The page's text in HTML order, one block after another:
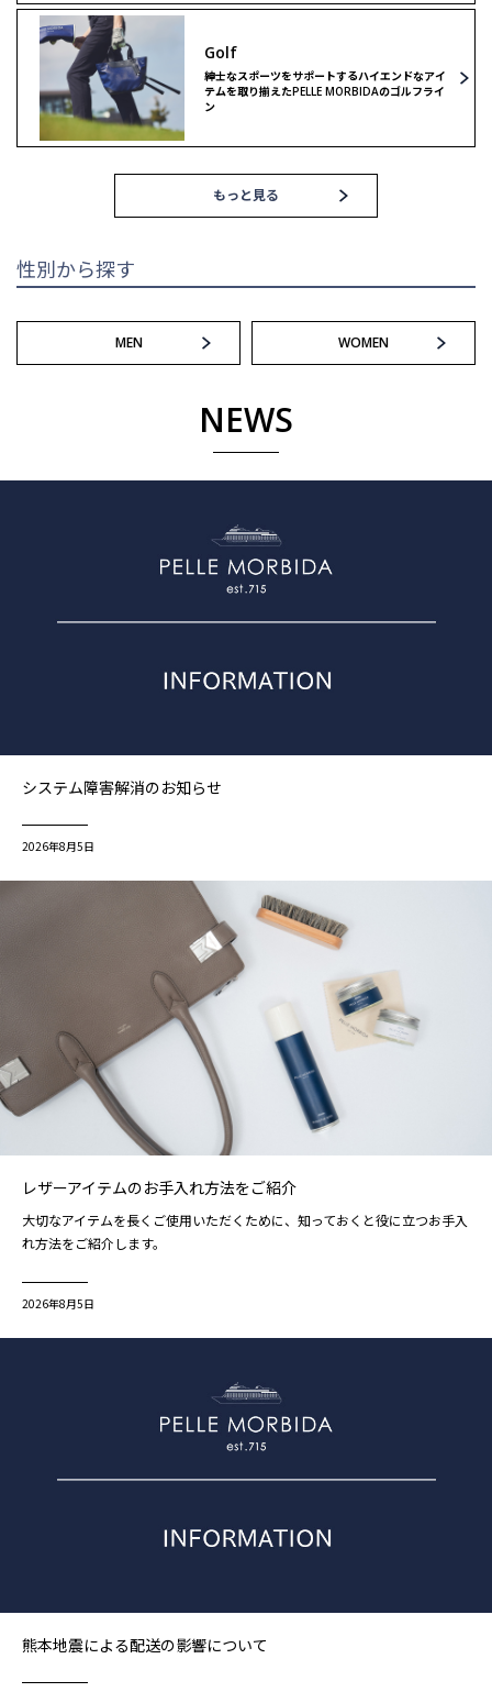
ゴルフ
Golf
紳士なスポーツをサポートするハイエンドなアイ
テムを取り揃えたPELLE MORBIDAのゴルフライ
ン
もっと見る
性別から探す
MEN WOMEN
NEWS
システム障害解消のお知らせ
2026年8月5日
レザーアイテムのお手入れ方法をご紹介
大切なアイテムを長くご使用いただくために、知っておくと役に立つお手入
れ方法をご紹介します。
2026年8月5日
熊本地震による配送の影響について